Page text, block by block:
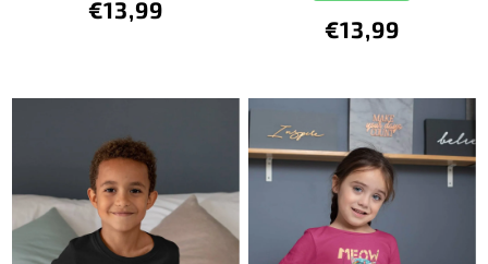
€13,99
€13,99